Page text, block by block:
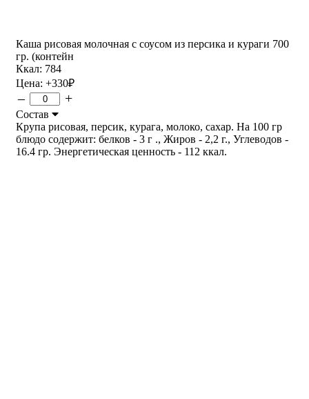
Каша рисовая молочная с соусом из персика и кураги 700
гр. (контейн
Ккал: 784
Цена: +330₽
– +
Состав
Крупа рисовая, персик, курага, молоко, сахар. На 100 гр
блюдо содержит: белков - 3 г ., Жиров - 2,2 г., Углеводов -
16.4 гр. Энергетическая ценность - 112 ккал.